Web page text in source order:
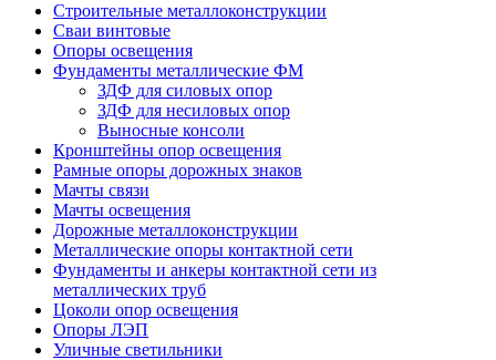
Строительные металлоконструкции
Сваи винтовые
Опоры освещения
Фундаменты металлические ФМ
ЗДФ для силовых опор
ЗДФ для несиловых опор
Выносные консоли
Кронштейны опор освещения
Рамные опоры дорожных знаков
Мачты связи
Мачты освещения
Дорожные металлоконструкции
Металлические опоры контактной сети
Фундаменты и анкеры контактной сети из
металлических труб
Цоколи опор освещения
Опоры ЛЭП
Уличные светильники